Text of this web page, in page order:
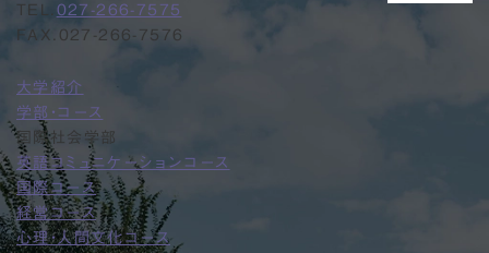
TEL. 027-266-7575
FAX.027-266-7576
大学紹介
学部・コース
国際社会学部
英語コミュニケーションコース
国際コース
経営コース
心理・人間文化コース